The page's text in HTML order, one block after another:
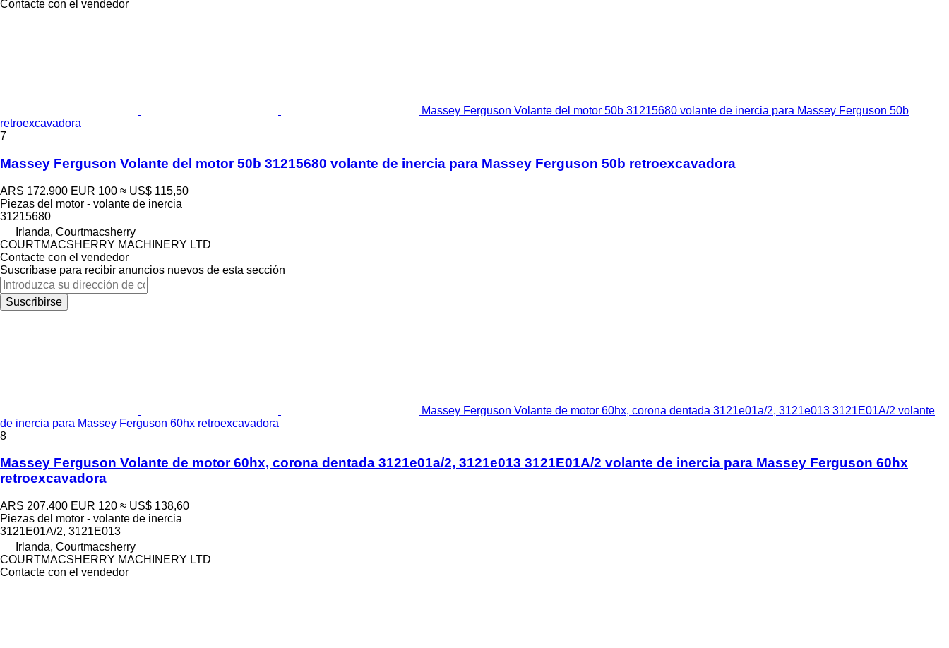
Contacte con el vendedor
Massey Ferguson Volante del motor 50b 31215680 volante de inercia para Massey Ferguson 50b
retroexcavadora
7
Massey Ferguson Volante del motor 50b 31215680 volante de inercia para Massey Ferguson 50b retroexcavadora
ARS 172.900 EUR 100 ≈ US$ 115,50
Piezas del motor - volante de inercia
31215680
Irlanda, Courtmacsherry
COURTMACSHERRY MACHINERY LTD
Contacte con el vendedor
Suscríbase para recibir anuncios nuevos de esta sección
Suscribirse
Massey Ferguson Volante de motor 60hx, corona dentada 3121e01a/2, 3121e013 3121E01A/2 volante
de inercia para Massey Ferguson 60hx retroexcavadora
8
Massey Ferguson Volante de motor 60hx, corona dentada 3121e01a/2, 3121e013 3121E01A/2 volante de inercia para Massey Ferguson 60hx
retroexcavadora
ARS 207.400 EUR 120 ≈ US$ 138,60
Piezas del motor - volante de inercia
3121E01A/2, 3121E013
Irlanda, Courtmacsherry
COURTMACSHERRY MACHINERY LTD
Contacte con el vendedor